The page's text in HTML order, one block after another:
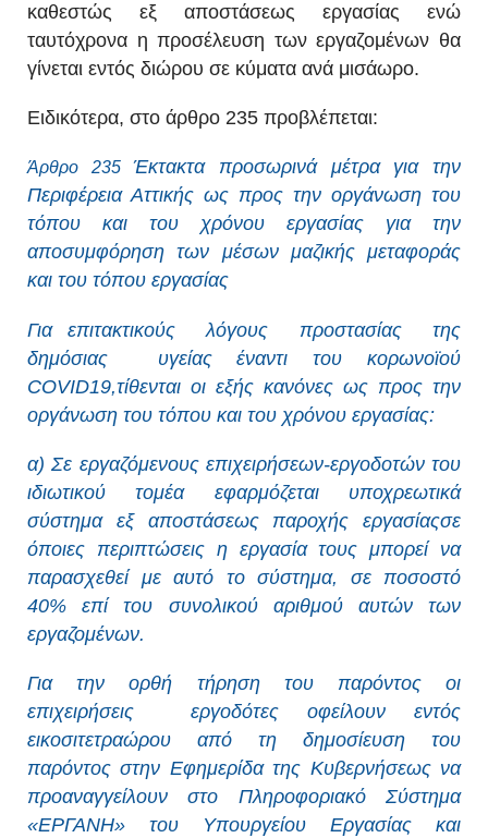
καθεστώς εξ αποστάσεως εργασίας ενώ
ταυτόχρονα η προσέλευση των εργαζομένων θα
γίνεται εντός διώρου σε κύματα ανά μισάωρο.
Ειδικότερα, στο άρθρο 235 προβλέπεται:
Άρθρο 235Έκτακτα προσωρινά μέτρα για την
Περιφέρεια Αττικής ως προς την οργάνωση του
τόπου και του χρόνου εργασίας για την
αποσυμφόρηση των μέσων μαζικής μεταφοράς
και του τόπου εργασίας
Για επιτακτικούς λόγους προστασίας της
δημόσιας υγείας έναντι του κορωνοϊού
COVID19,τίθενται οι εξής κανόνες ως προς την
οργάνωση του τόπου και του χρόνου εργασίας:
α) Σε εργαζόμενους επιχειρήσεων-εργοδοτών του
ιδιωτικού τομέα εφαρμόζεται υποχρεωτικά
σύστημα εξ αποστάσεως παροχής εργασίαςσε
όποιες περιπτώσεις η εργασία τους μπορεί να
παρασχεθεί με αυτό το σύστημα, σε ποσοστό
40% επί του συνολικού αριθμού αυτών των
εργαζομένων.
Για την ορθή τήρηση του παρόντος οι
επιχειρήσεις εργοδότες οφείλουν εντός
εικοσιτετραώρου από τη δημοσίευση του
παρόντος στην Εφημερίδα της Κυβερνήσεως να
προαναγγείλουν στο Πληροφοριακό Σύστημα
«ΕΡΓΑΝΗ» του Υπουργείου Εργασίας και